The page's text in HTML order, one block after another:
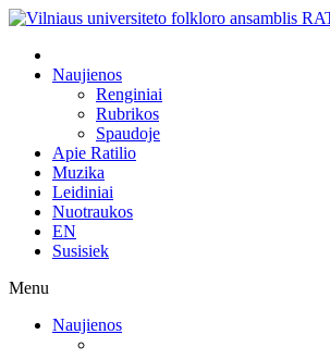
Naujienos
Renginiai
Rubrikos
Spaudoje
Apie Ratilio
Muzika
Leidiniai
Nuotraukos
EN
Susisiek
Menu
Naujienos